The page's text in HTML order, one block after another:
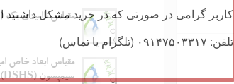
مقیاس ناامیدی بک (BHS)
مقیاس ابعاد خاص
سیمپسون (DSHS)
کاربر گرامی در صورتی که در خرید مشکل داشتید
تلفن: ۰۹۱۴۷۵۰۳۳۱۷ (تلگرام یا تماس)